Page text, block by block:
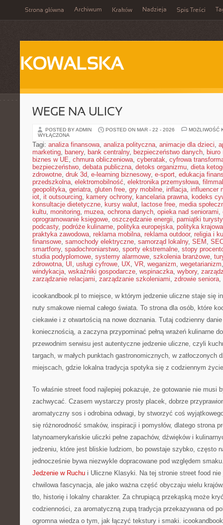
Strona główna Archiwum Kraków Nadzieja Spis Treści
KOWALSKA
WEGE NA ULICY
POSTED BY ADMIN POSTED ON MAR - 22 - 2026
MOŻLIWOŚĆ
WYŁĄCZONA
Tagi: analiza finansowa, analiza polityczna, animacje dla dzieci,
marketing, banery, bank centralny, bezpieczeństwo danych, biuro
biznes w UE, chmura obliczeniowa, cyberatak, cyfrowa
bezpieczeństwo, debata publiczna, detoks organizmu, dieta
zdrowotne, druk 3d, e-learning biznesowy, e-sport, edukacja
przedszkolna, elektromobilność, elektronika przemysłowa,
geopolityka, geriatra, gluten free, gry mobilne, inflacja, influencer
iot, it outsourcing, kamery ochrony, kancelaria prawna, kodeks
konsultacje dietetyczne, kursy walut, lactose free, media
kultu, monitoring, muzea, ochrona danych, opieka nad seniorami,
oprogramowanie księgowe, oszczędzanie energii, pamiątki
podcasty, podróże kulinarne, polityka europejska, polityka krajowa
praktyka zawodowa, reklama mobilna, reklama outdoor, religia i
finansowe, samochody elektryczne, samorząd lokalny, SEM ,
smartfony, spadochroniarstwo, sporty ekstremalne, stopy
studia podyplomowe, systemy alarmowe, szkolenia branżowe,
zdrowotna, UI , usługi cyfrowe, UX, VR, weganizm, wegetarianizm
windykacja, wskaźniki gospodarcze, wspinaczka, wybory,
zarządzanie relacjami, zarządzanie szkoleniami, zdrowie seniora,
icookandbook.pl to miejsce, w którym jedzenie uliczne staje się
nuty smakowe niemal całego świata. To strona dla osób, które
ciekawie i z otwartością na nowe doznania. Tutaj codzienny
koniecznością, a zaczyna przypominać pełną wrażeń kulinarne
przewodnim serwisu jest autentyczne jedzenie uliczne, czyli
targach, w małych punktach gastronomicznych, w zatłoczonych
miejscach, gdzie lokalna tradycja spotyka się z codziennym
To właśnie street food najlepiej pokazuje, że gotowanie nie musi
zachwycać. Czasem wystarczy prosty placek, dobrze
aromatyczny sos i odrobina odwagi, by stworzyć coś
się różnorodność smaków, inspiracji i pomysłów, dlatego strona
latynoamerykańskie uliczki pełne zapachów, dźwięków i
jedzeniu, które jest bliskie ludziom, bo powstaje szybko, często
jednocześnie bywa niezwykle dopracowane pod względem
Jedzenie w Ruchu i Uliczne Klasyki. Na tej stronie street food
chwilowa fascynacja, ale jako ważna część obyczaju wielu
tło, historię i lokalny charakter. Za chrupiącą przekąską może
codzienności, za aromatyczną zupą tradycja przekazywana od
ogromna wiedza o tym, jak łączyć tekstury i smaki.